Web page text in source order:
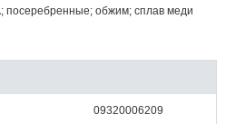
посеребренные; обжим; сплав меди
09320006209